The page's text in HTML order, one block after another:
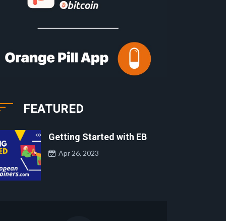
FEATURED
Getting Started with EB
Apr 26, 2023